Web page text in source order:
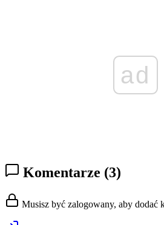
ad
Komentarze (3)
Musisz być zalogowany, aby dodać